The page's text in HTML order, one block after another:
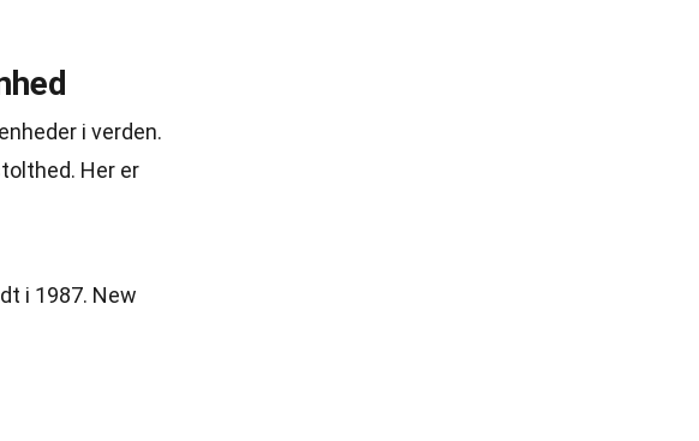
i verden.
Her er
i 1987. New